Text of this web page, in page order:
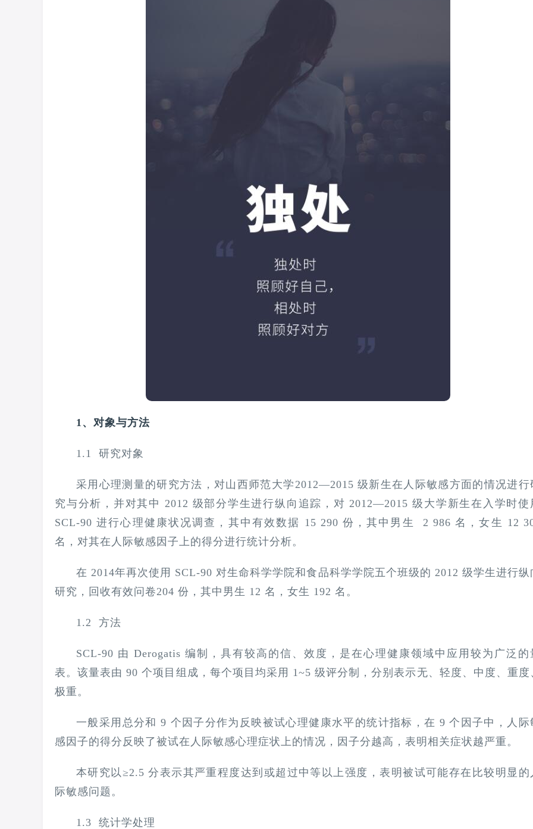
1、对象与方法
1.1 研究对象
采用心理测量的研究方法，对山西师范大学2012—2015 级新生在人际敏感方面的情况进行
究与分析，并对其中 2012 级部分学生进行纵向追踪，对 2012—2015 级大学新生在入学时使
SCL-90 进行心理健康状况调查，其中有效数据 15 290 份，其中男生 2 986 名，女生 12
名，对其在人际敏感因子上的得分进行统计分析。
在 2014年再次使用 SCL-90 对生命科学学院和食品科学学院五个班级的 2012 级学生进行纵
研究，回收有效问卷204 份，其中男生 12 名，女生 192 名。
1.2 方法
SCL-90 由 Derogatis 编制，具有较高的信、效度，是在心理健康领域中应用较为广泛的
表。该量表由 90 个项目组成，每个项目均采用 1~5 级评分制，分别表示无、轻度、中度、重度
极重。
一般采用总分和 9 个因子分作为反映被试心理健康水平的统计指标，在 9 个因子中，人际
感因子的得分反映了被试在人际敏感心理症状上的情况，因子分越高，表明相关症状越严重。
本研究以≥2.5 分表示其严重程度达到或超过中等以上强度，表明被试可能存在比较明显的
际敏感问题。
1.3 统计学处理